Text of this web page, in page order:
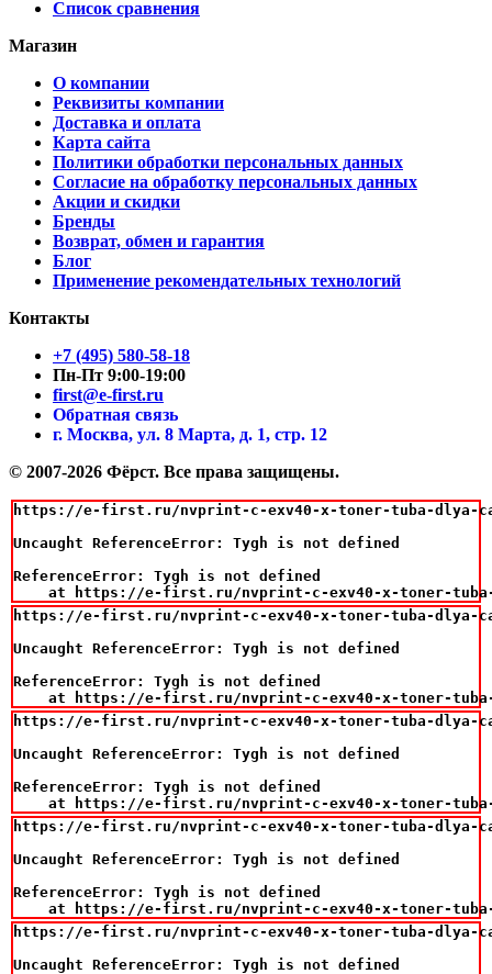
Список сравнения
Магазин
О компании
Реквизиты компании
Доставка и оплата
Карта сайта
Политики обработки персональных данных
Согласие на обработку персональных данных
Акции и скидки
Бренды
Возврат, обмен и гарантия
Блог
Применение рекомендательных технологий
Контакты
+7 (495) 580-58-18
Пн-Пт 9:00-19:00
first@e-first.ru
Обратная связь
г. Москва, ул. 8 Марта, д. 1, стр. 12
© 2007-2026 Фёрст. Все права защищены.
https://e-first.ru/nvprint-c-exv40-x-toner-tuba-dlya-
Uncaught ReferenceError: Tygh is not defined
ReferenceError: Tygh is not defined
at https://e-first.ru/nvprint-c-exv40-x-toner-
https://e-first.ru/nvprint-c-exv40-x-toner-tuba-dlya-
Uncaught ReferenceError: Tygh is not defined
ReferenceError: Tygh is not defined
at https://e-first.ru/nvprint-c-exv40-x-toner-
https://e-first.ru/nvprint-c-exv40-x-toner-tuba-dlya-
Uncaught ReferenceError: Tygh is not defined
ReferenceError: Tygh is not defined
at https://e-first.ru/nvprint-c-exv40-x-toner-
https://e-first.ru/nvprint-c-exv40-x-toner-tuba-dlya-
Uncaught ReferenceError: Tygh is not defined
ReferenceError: Tygh is not defined
at https://e-first.ru/nvprint-c-exv40-x-toner-
https://e-first.ru/nvprint-c-exv40-x-toner-tuba-dlya-
Uncaught ReferenceError: Tygh is not defined